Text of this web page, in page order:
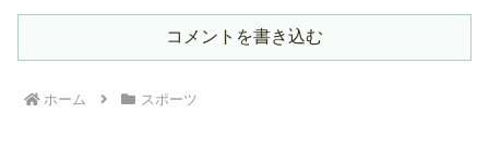
コメントを書き込む
ホーム スポーツ